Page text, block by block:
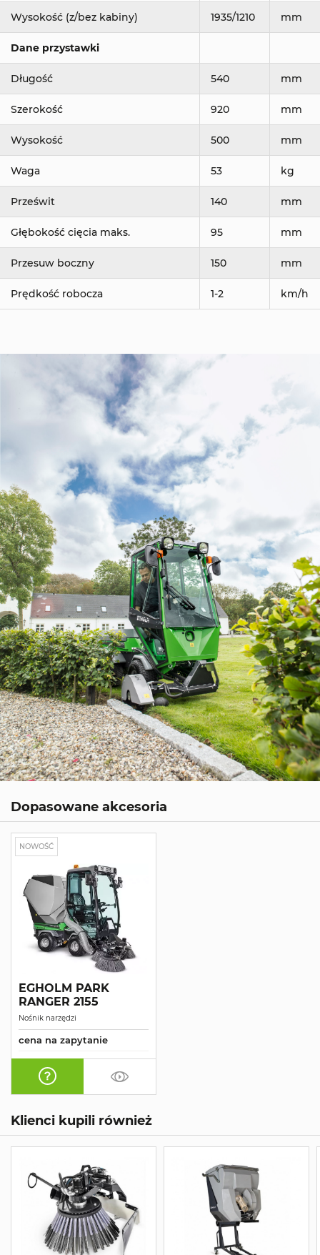
Wysokość (z/bez kabiny) 1935/1210 mm
Dane przystawki
Długość 540 mm
Szerokość 920 mm
Wysokość 500 mm
Waga 53 kg
Prześwit 140 mm
Głębokość cięcia maks. 95 mm
Przesuw boczny 150 mm
Prędkość robocza 1-2 km/h
Dopasowane akcesoria
NOWOŚĆ
EGHOLM PARK
RANGER 2155
Nośnik narzędzi
cena na zapytanie
Klienci kupili również